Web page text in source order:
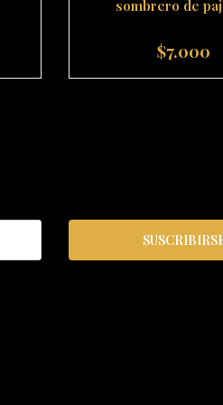
sombrero de
+
$7.000